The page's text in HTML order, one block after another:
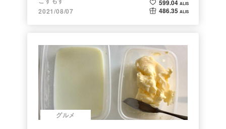
2021/08/07
599.04 ALIS
486.35 ALIS
グルメ